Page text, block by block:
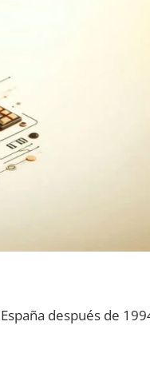
después dе